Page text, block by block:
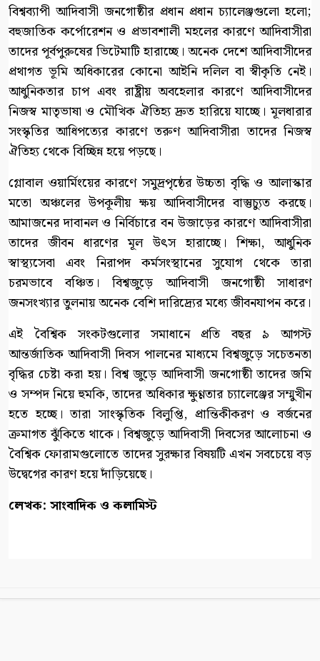
বিশ্বব্যাপী আদিবাসী জনগোষ্ঠীর প্রধান প্রধান চ্যালেঞ্জগুলো হলো;
বহুজাতিক কর্পোরেশন ও প্রভাবশালী মহলের কারণে আদিবাসীরা
তাদের পূর্বপুরুষের ভিটেমাটি হারাচ্ছে। অনেক দেশে আদিবাসীদের
প্রথাগত ভূমি অধিকারের কোনো আইনি দলিল বা স্বীকৃতি নেই।
আধুনিকতার চাপ এবং রাষ্ট্রীয় অবহেলার কারণে আদিবাসীদের
নিজস্ব মাতৃভাষা ও মৌখিক ঐতিহ্য দ্রুত হারিয়ে যাচ্ছে। মূলধারার
সংস্কৃতির আধিপত্যের কারণে তরুণ আদিবাসীরা তাদের নিজস্ব
ঐতিহ্য থেকে বিচ্ছিন্ন হয়ে পড়ছে।
গ্লোবাল ওয়ার্মিংয়ের কারণে সমুদ্রপৃষ্ঠের উচ্চতা বৃদ্ধি ও আলাস্কার
মতো অঞ্চলের উপকূলীয় ক্ষয় আদিবাসীদের বাস্তুচ্যুত করছে।
আমাজনের দাবানল ও নির্বিচারে বন উজাড়ের কারণে আদিবাসীরা
তাদের জীবন ধারণের মূল উৎস হারাচ্ছে। শিক্ষা, আধুনিক
স্বাস্থ্যসেবা এবং নিরাপদ কর্মসংস্থানের সুযোগ থেকে তারা
চরমভাবে বঞ্চিত। বিশ্বজুড়ে আদিবাসী জনগোষ্ঠী সাধারণ
জনসংখ্যার তুলনায় অনেক বেশি দারিদ্র্যের মধ্যে জীবনযাপন করে।
এই বৈশ্বিক সংকটগুলোর সমাধানে প্রতি বছর ৯ আগস্ট
আন্তর্জাতিক আদিবাসী দিবস পালনের মাধ্যমে বিশ্বজুড়ে সচেতনতা
বৃদ্ধির চেষ্টা করা হয়। বিশ্ব জুড়ে আদিবাসী জনগোষ্ঠী তাদের জমি
ও সম্পদ নিয়ে হুমকি, তাদের অধিকার ক্ষুণ্ণতার চ্যালেঞ্জের সম্মুখীন
হতে হচ্ছে। তারা সাংস্কৃতিক বিলুপ্তি, প্রান্তিকীকরণ ও বর্জনের
ক্রমাগত ঝুঁকিতে থাকে। বিশ্বজুড়ে আদিবাসী দিবসের আলোচনা ও
বৈশ্বিক ফোরামগুলোতে তাদের সুরক্ষার বিষয়টি এখন সবচেয়ে বড়
উদ্বেগের কারণ হয়ে দাঁড়িয়েছে।
লেখক: সাংবাদিক ও কলামিস্ট